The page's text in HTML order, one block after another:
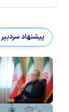
پیشنهاد سردبیر